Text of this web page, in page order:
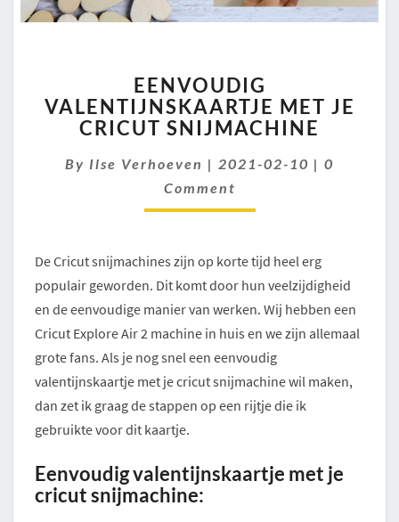
VALENTIJNSKAARTJE
MET
JE
SNIJMACHINE
EENVOUDIG
VALENTIJNSKAARTJE MET JE
CRICUT SNIJMACHINE
By Ilse Verhoeven | 2021-02-10 | 0
Comment
De Cricut snijmachines zijn op korte tijd heel erg
populair geworden. Dit komt door hun veelzijdigheid
en de eenvoudige manier van werken. Wij hebben een
Cricut Explore Air 2 machine in huis en we zijn allemaal
grote fans. Als je nog snel een eenvoudig
valentijnskaartje met je cricut snijmachine wil maken,
dan zet ik graag de stappen op een rijtje die ik
gebruikte voor dit kaartje.
Eenvoudig valentijnskaartje met je
cricut snijmachine: